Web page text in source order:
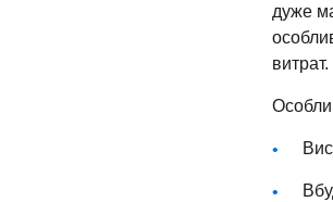
дуже
витрат.